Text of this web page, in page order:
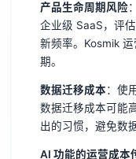
产品生命周期风险
企业级 SaaS，评
新频率。Kosmik
期。
数据迁移成本：使
数据迁移成本可能
出的习惯，避免数
AI 功能的运营成本